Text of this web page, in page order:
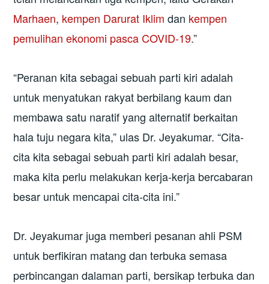
Marhaen, kempen Darurat Iklim dan kempen
pemulihan ekonomi pasca COVID-19.”
“Peranan kita sebagai sebuah parti kiri adalah
untuk menyatukan rakyat berbilang kaum dan
membawa satu naratif yang alternatif berkaitan
hala tuju negara kita,” ulas Dr. Jeyakumar. “Cita-
cita kita sebagai sebuah parti kiri adalah besar,
maka kita perlu melakukan kerja-kerja bercabaran
besar untuk mencapai cita-cita ini.”
Dr. Jeyakumar juga memberi pesanan ahli PSM
untuk berfikiran matang dan terbuka semasa
perbincangan dalaman parti, bersikap terbuka dan